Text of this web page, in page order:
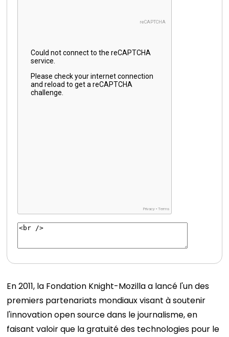
En 2011, la Fondation Knight-Mozilla a lancé l'un des
premiers partenariats mondiaux visant à soutenir
l'innovation open source dans le journalisme, en
faisant valoir que la gratuité des technologies pour le